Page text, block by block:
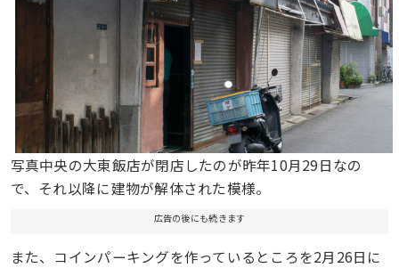
写真中央の大東飯店が閉店したのが昨年10月29日なの
で、それ以降に建物が解体された模様。
広告の後にも続きます
また、コインパーキングを作っているところを2月26日に